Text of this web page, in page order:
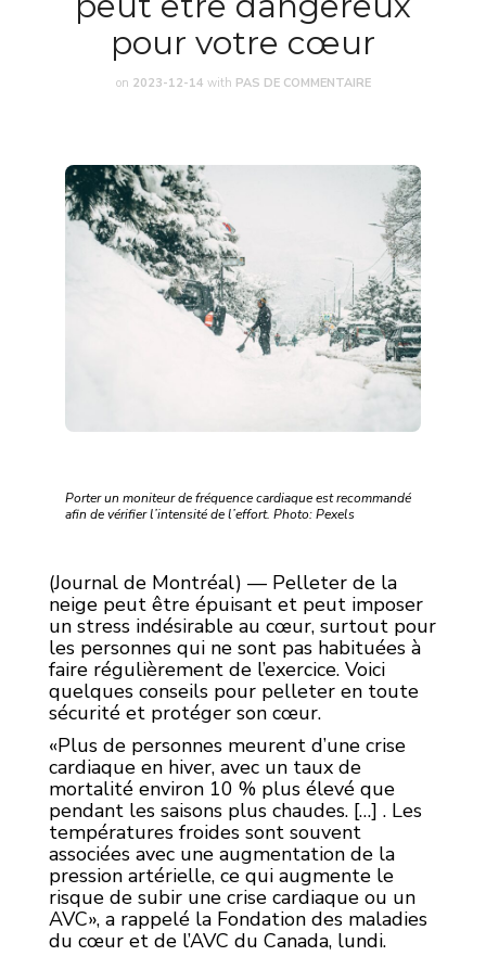
pour votre cœur
on 2023-12-14 with PAS DE COMMENTAIRE
Porter un moniteur de fréquence cardiaque est recommandé
afin de vérifier l’intensité de l’effort. Photo: Pexels
(Journal de Montréal) — Pelleter de la
neige peut être épuisant et peut imposer
un stress indésirable au cœur, surtout pour
les personnes qui ne sont pas habituées à
faire régulièrement de l’exercice. Voici
quelques conseils pour pelleter en toute
sécurité et protéger son cœur.
«Plus de personnes meurent d’une crise
cardiaque en hiver, avec un taux de
mortalité environ 10 % plus élevé que
pendant les saisons plus chaudes. […] . Les
températures froides sont souvent
associées avec une augmentation de la
pression artérielle, ce qui augmente le
risque de subir une crise cardiaque ou un
AVC», a rappelé la Fondation des maladies
du cœur et de l’AVC du Canada, lundi.